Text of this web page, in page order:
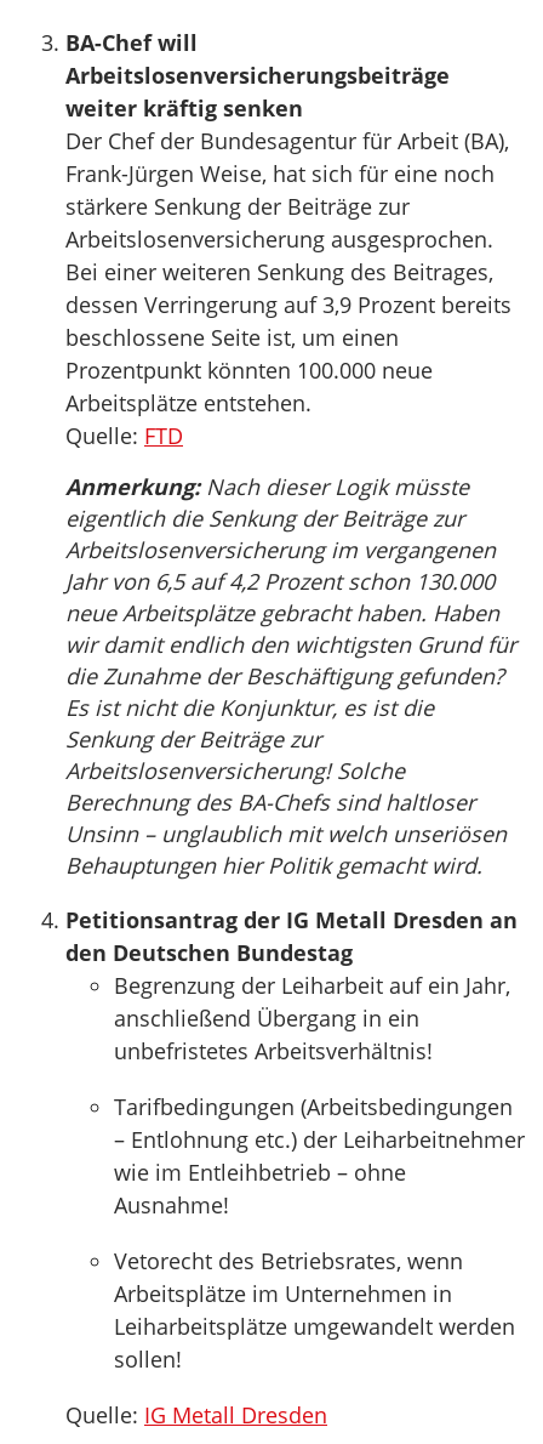
BA-Chef will
Arbeitslosenversicherungsbeiträge
weiter kräftig senken
Der Chef der Bundesagentur für Arbeit (BA),
Frank-Jürgen Weise, hat sich für eine noch
stärkere Senkung der Beiträge zur
Arbeitslosenversicherung ausgesprochen.
Bei einer weiteren Senkung des Beitrages,
dessen Verringerung auf 3,9 Prozent bereits
beschlossene Seite ist, um einen
Prozentpunkt könnten 100.000 neue
Arbeitsplätze entstehen.
Quelle: FTD
Anmerkung:Nach dieser Logik müsste
eigentlich die Senkung der Beiträge zur
Arbeitslosenversicherung im vergangenen
Jahr von 6,5 auf 4,2 Prozent schon 130.000
neue Arbeitsplätze gebracht haben. Haben
wir damit endlich den wichtigsten Grund für
die Zunahme der Beschäftigung gefunden?
Es ist nicht die Konjunktur, es ist die
Senkung der Beiträge zur
Arbeitslosenversicherung! Solche
Berechnung des BA-Chefs sind haltloser
Unsinn – unglaublich mit welch unseriösen
Behauptungen hier Politik gemacht wird.
Petitionsantrag der IG Metall Dresden an
den Deutschen Bundestag
Begrenzung der Leiharbeit auf ein Jahr,
anschließend Übergang in ein
unbefristetes Arbeitsverhältnis!
Tarifbedingungen (Arbeitsbedingungen
– Entlohnung etc.) der Leiharbeitnehmer
wie im Entleihbetrieb – ohne
Ausnahme!
Vetorecht des Betriebsrates, wenn
Arbeitsplätze im Unternehmen in
Leiharbeitsplätze umgewandelt werden
sollen!
Quelle: IG Metall Dresden